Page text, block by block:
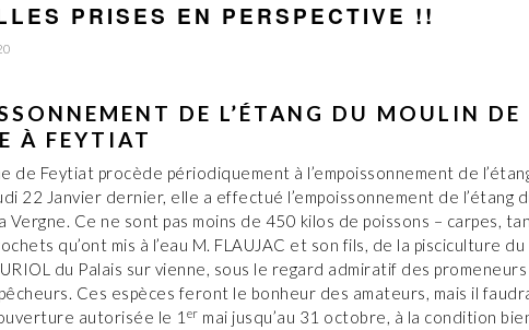
PRISES EN PERSPECTIVE !!
DE L’ÉTANG DU MOULIN DE
À FEYTIAT
de Feytiat procède périodiquement à l’empoissonnement de
22 Janvier dernier, elle a effectué l’empoissonnement de l’étang
Vergne. Ce ne sont pas moins de 450 kilos de poissons – carpes,
qu’ont mis à l’eau M. FLAUJAC et son fils, de la pisciculture du
du Palais sur vienne, sous le regard admiratif des
Ces espèces feront le bonheur des amateurs, mais il
autorisée le 1 er mai jusqu’au 31 octobre, à la condition